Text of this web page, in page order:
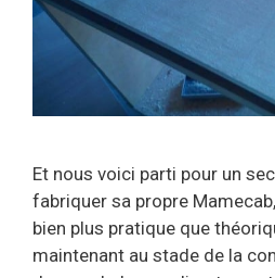
Et nous voici parti pour un
fabriquer sa propre
bien plus pratique que
maintenant au stade de la